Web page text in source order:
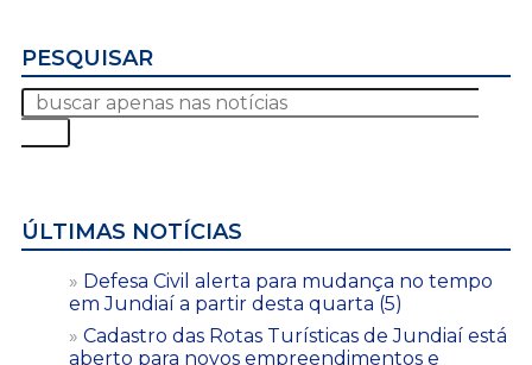
PESQUISAR
ÚLTIMAS NOTÍCIAS
Defesa Civil alerta para mudança no tempo
em Jundiaí a partir desta quarta (5)
Cadastro das Rotas Turísticas de Jundiaí está
aberto para novos empreendimentos e